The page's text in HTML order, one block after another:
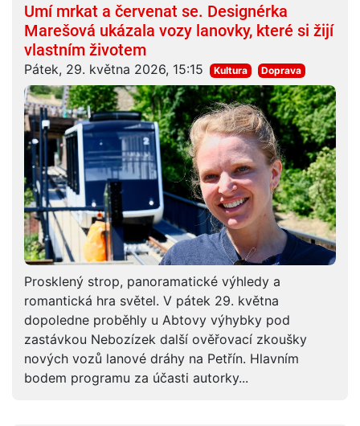
Umí mrkat a červenat se. Designérka
Marešová ukázala vozy lanovky, které si žijí
vlastním životem
Pátek, 29. května 2026, 15:15 Kultura Doprava
Prosklený strop, panoramatické výhledy a
romantická hra světel. V pátek 29. května
dopoledne proběhly u Abtovy výhybky pod
zastávkou Nebozízek další ověřovací zkoušky
nových vozů lanové dráhy na Petřín. Hlavním
bodem programu za účasti autorky...